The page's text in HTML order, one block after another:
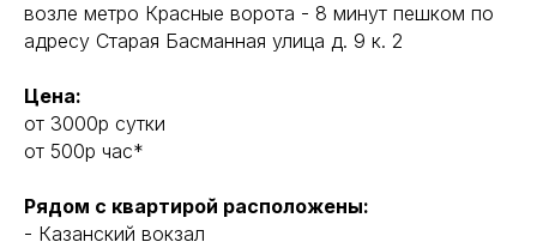
возле метро Красные ворота - 8 минут пешком по
адреcу Старая Басманная улица д. 9 к. 2
Цена:
от 3000р сутки
от 500р час*
Рядом с квартирой расположены:
- Казанский вокзал